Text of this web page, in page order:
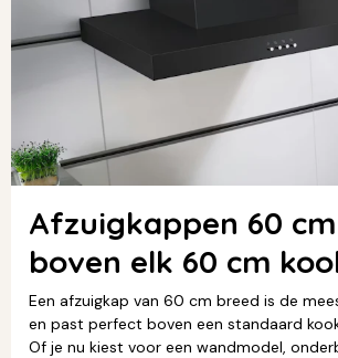
Afzuigkappen 60
boven elk 60 cm
Een afzuigkap van 60 cm breed is de
en past perfect boven een standaard
Of je nu kiest voor een wandmodel,